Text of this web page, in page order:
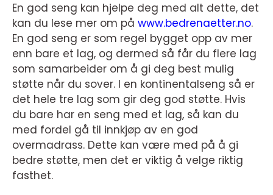
En god seng kan hjelpe deg med alt dette, det
kan du lese mer om på www.bedrenaetter.no.
En god seng er som regel bygget opp av mer
enn bare et lag, og dermed så får du flere lag
som samarbeider om å gi deg best mulig
støtte når du sover. I en kontinentalseng så er
det hele tre lag som gir deg god støtte. Hvis
du bare har en seng med et lag, så kan du
med fordel gå til innkjøp av en god
overmadrass. Dette kan være med på å gi
bedre støtte, men det er viktig å velge riktig
fasthet.